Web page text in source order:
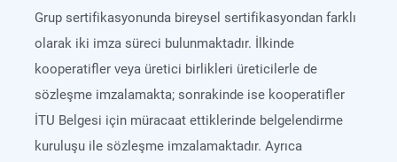
Grup sertifikasyonunda bireysel sertifikasyondan farklı
olarak iki imza süreci bulunmaktadır. İlkinde
kooperatifler veya üretici birlikleri üreticilerle de
sözleşme imzalamakta; sonrakinde ise kooperatifler
İTU Belgesi için müracaat ettiklerinde belgelendirme
kuruluşu ile sözleşme imzalamaktadır. Ayrıca